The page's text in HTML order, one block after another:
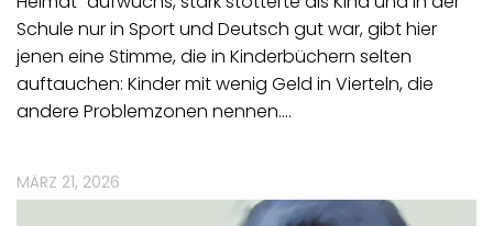
Schule nur in Sport und Deutsch gut war, gibt hier
jenen eine Stimme, die in Kinderbüchern selten
auftauchen: Kinder mit wenig Geld in Vierteln, die
andere Problemzonen nennen.…
MÄRZ 21, 2026